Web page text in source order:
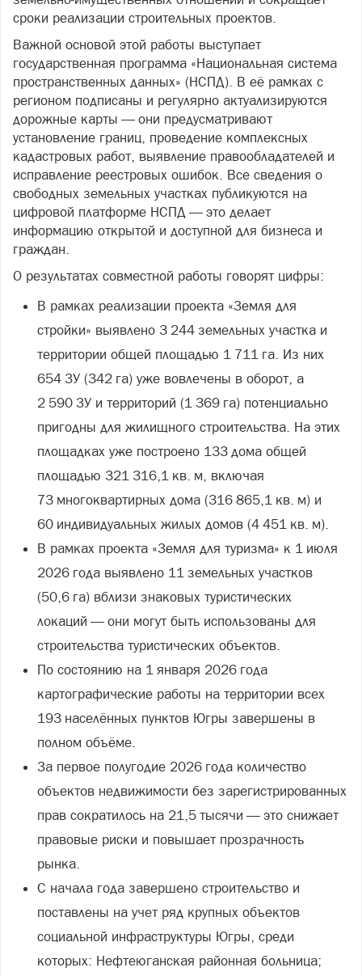
сроки реализации строительных проектов.
Важной основой этой работы выступает
государственная программа «Национальная система
пространственных данных» (НСПД). В её рамках с
регионом подписаны и регулярно актуализируются
дорожные карты — они предусматривают
установление границ, проведение комплексных
кадастровых работ, выявление правообладателей и
исправление реестровых ошибок. Все сведения о
свободных земельных участках публикуются на
цифровой платформе НСПД — это делает
информацию открытой и доступной для бизнеса и
граждан.
О результатах совместной работы говорят цифры:
В рамках реализации проекта «Земля для
стройки» выявлено 3 244 земельных участка и
территории общей площадью 1 711 га. Из них
654 ЗУ (342 га) уже вовлечены в оборот, а
2 590 ЗУ и территорий (1 369 га) потенциально
пригодны для жилищного строительства. На этих
площадках уже построено 133 дома общей
площадью 321 316,1 кв. м, включая
73 многоквартирных дома (316 865,1 кв. м) и
60 индивидуальных жилых домов (4 451 кв. м).
В рамках проекта «Земля для туризма» к 1 июля
2026 года выявлено 11 земельных участков
(50,6 га) вблизи знаковых туристических
локаций — они могут быть использованы для
строительства туристических объектов.
По состоянию на 1 января 2026 года
картографические работы на территории всех
193 населённых пунктов Югры завершены в
полном объёме.
За первое полугодие 2026 года количество
объектов недвижимости без зарегистрированных
прав сократилось на 21,5 тысячи — это снижает
правовые риски и повышает прозрачность
рынка.
С начала года завершено строительство и
поставлены на учет ряд крупных объектов
социальной инфраструктуры Югры, среди
которых: Нефтеюганская районная больница;